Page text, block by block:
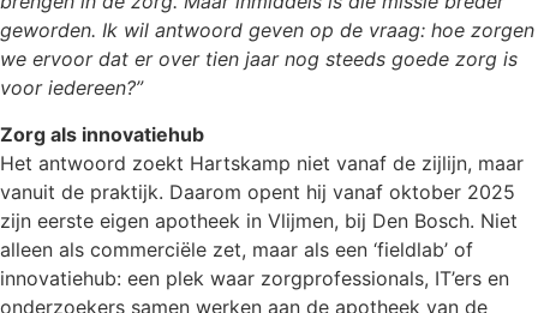
geworden. Ik wil antwoord geven op de vraag: hoe zorgen
we ervoor dat er over tien jaar nog steeds goede zorg is
voor iedereen?”
Zorg als innovatiehub
Het antwoord zoekt Hartskamp niet vanaf de zijlijn, maar
vanuit de praktijk. Daarom opent hij vanaf oktober 2025
zijn eerste eigen apotheek in Vlijmen, bij Den Bosch. Niet
alleen als commerciële zet, maar als een ‘fieldlab’ of
innovatiehub: een plek waar zorgprofessionals, IT’ers en
onderzoekers samen werken aan de apotheek van de